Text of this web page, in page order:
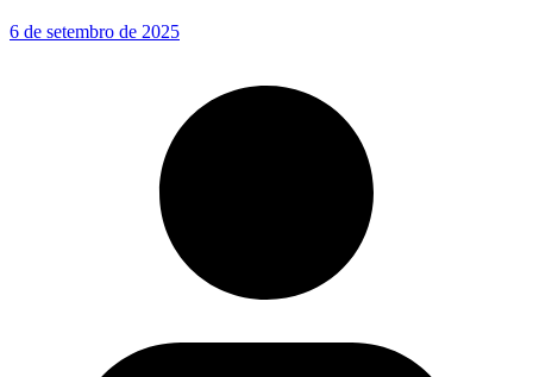
6 de setembro de 2025